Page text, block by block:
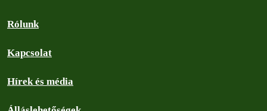
Rólunk
Kapcsolat
Hírek és média